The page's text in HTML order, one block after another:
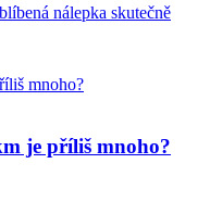
nálepka skutečně
je příliš mnoho?